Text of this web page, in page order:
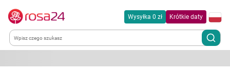
Wysyłka 0 zł Krótkie daty
Kategorie